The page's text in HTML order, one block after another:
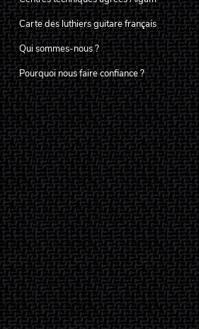
Carte des luthiers guitare français
Qui sommes-nous ?
Pourquoi nous faire confiance ?